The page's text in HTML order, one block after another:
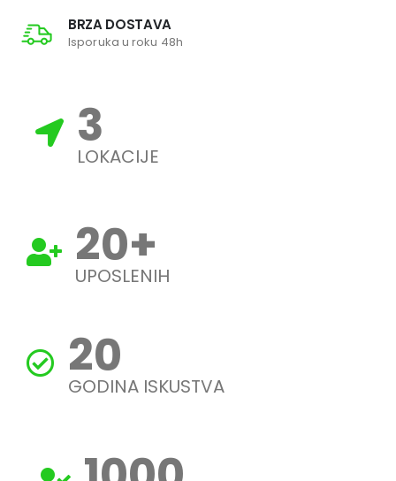
BRZA DOSTAVA
Isporuka u roku 48h
3
LOKACIJE
20+
UPOSLENIH
20
GODINA ISKUSTVA